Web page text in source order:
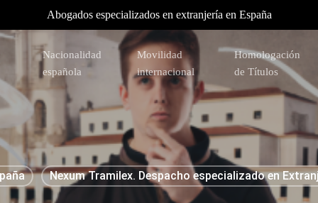
Abogados especializados en extranjería en España
Nacionalidad
española
Movilidad
internacional
Homologación
de Títulos
Nexum Tramilex. Despacho especializado en